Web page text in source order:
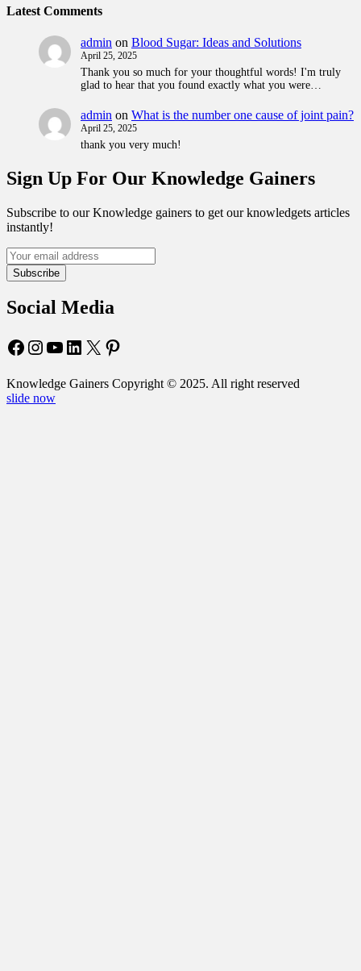
Latest Comments
admin on Blood Sugar: Ideas and Solutions
April 25, 2025
Thank you so much for your thoughtful words! I'm truly
glad to hear that you found exactly what you were…
admin on What is the number one cause of joint pain?
April 25, 2025
thank you very much!
Sign Up For Our Knowledge Gainers
Subscribe to our Knowledge gainers to get our knowledgets articles
instantly!
Subscribe
Social Media
Facebook
Instagram
YouTube
LinkedIn
X Pinterest
Knowledge Gainers Copyright © 2025. All right reserved
slide now